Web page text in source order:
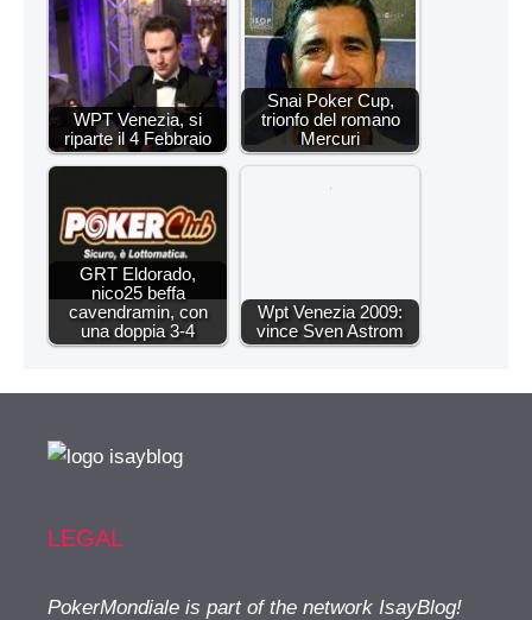
WPT Venezia, si
riparte il 4 Febbraio
Snai Poker Cup,
trionfo del romano
Mercuri
GRT Eldorado,
nico25 beffa
cavendramin, con
una doppia 3-4
Wpt Venezia 2009:
vince Sven Astrom
LEGAL
PokerMondiale is part of the network IsayBlog!